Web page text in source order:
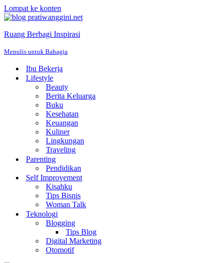
Lompat ke konten
Ruang Berbagi Inspirasi
Menulis untuk Bahagia
Ibu Bekerja
Lifestyle
Beauty
Berita Keluarga
Buku
Kesehatan
Keuangan
Kuliner
Lingkungan
Traveling
Parenting
Pendidikan
Self Improvement
Kisahku
Tips Bisnis
Woman Talk
Teknologi
Blogging
Tips Blog
Digital Marketing
Otomotif